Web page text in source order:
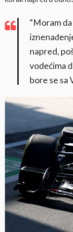
“Moram
napred,
vodećima
bore se sa